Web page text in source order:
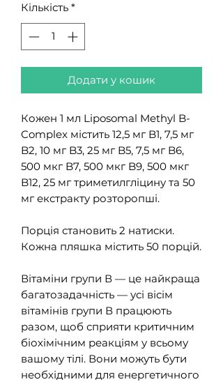
Кількість *
Додати у кошик
Кожен 1 мл Liposomal Methyl B-
Complex містить 12,5 мг B1, 7,5 мг
B2, 10 мг B3, 25 мг B5, 7,5 мг B6,
500 мкг B7, 500 мкг B9, 500 мкг
B12, 25 мг триметилгліцину та 50
мг екстракту розторопші.
Порція становить 2 натиски.
Кожна пляшка містить 50 порцій.
Вітаміни групи В — це найкраща
багатозадачність — усі вісім
вітамінів групи В працюють
разом, щоб сприяти критичним
біохімічним реакціям у всьому
вашому тілі. Вони можуть бути
необхідними для енергетичного